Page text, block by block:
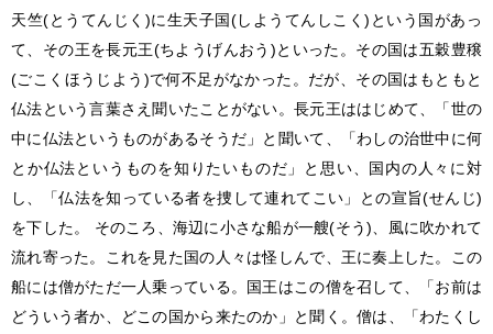
天竺(とうてんじく)に生天子国(しようてんしこく)という国があっ
て、その王を長元王(ちようげんおう)といった。その国は五穀豊穣
(ごこくほうじよう)で何不足がなかった。だが、その国はもともと
仏法という言葉さえ聞いたことがない。長元王ははじめて、「世の
中に仏法というものがあるそうだ」と聞いて、「わしの治世中に何
とか仏法というものを知りたいものだ」と思い、国内の人々に対
し、「仏法を知っている者を捜して連れてこい」との宣旨(せんじ)
を下した。 そのころ、海辺に小さな船が一艘(そう)、風に吹かれて
流れ寄った。これを見た国の人々は怪しんで、王に奏上した。この
船には僧がただ一人乗っている。国王はこの僧を召して、「お前は
どういう者か、どこの国から来たのか」と聞く。僧は、「わたくし